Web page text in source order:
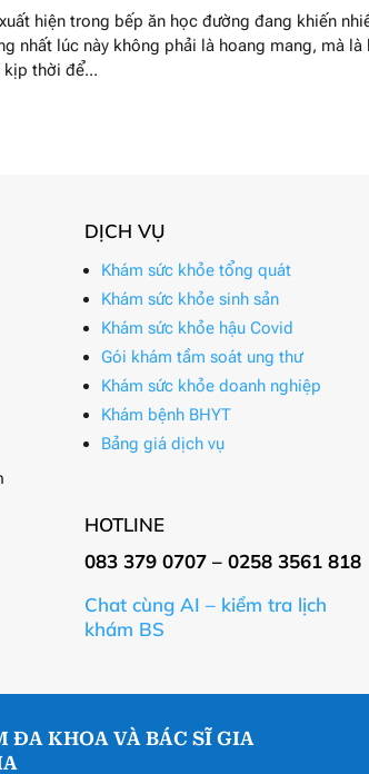
hiện trong bếp ăn học đường đang khiến
nhất lúc này không phải là hoang mang, mà
kịp thời để...
DỊCH VỤ
Khám sức khỏe tổng quát
Khám sức khỏe sinh sản
Khám sức khỏe hậu Covid
Gói khám tầm soát ung thư
Khám sức khỏe doanh nghiệp
Khám bệnh BHYT
Bảng giá dịch vụ
HOTLINE
083 379 0707 – 0258 3561 818
Chat cùng AI – kiểm tra lịch
khám BS
ĐA KHOA VÀ BÁC SĨ GIA